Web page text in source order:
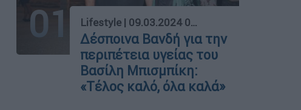
01 Lifestyle | 09.03.2024 09:38
Δέσποινα Βανδή για την
περιπέτεια υγείας του
Βασίλη Μπισμπίκη:
«Τέλος καλό, όλα καλά»